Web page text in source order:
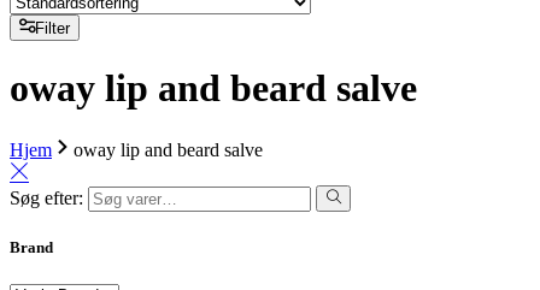
Filter
oway lip and beard salve
Hjem oway lip and beard salve
Søg efter:
Brand